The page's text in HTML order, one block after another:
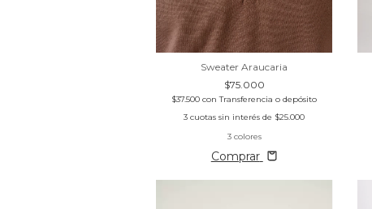
Sweater Araucaria
$75.000
$37.500con Transferencia o depósito
3 cuotas sin interés de $25.000
3 colores
Comprar